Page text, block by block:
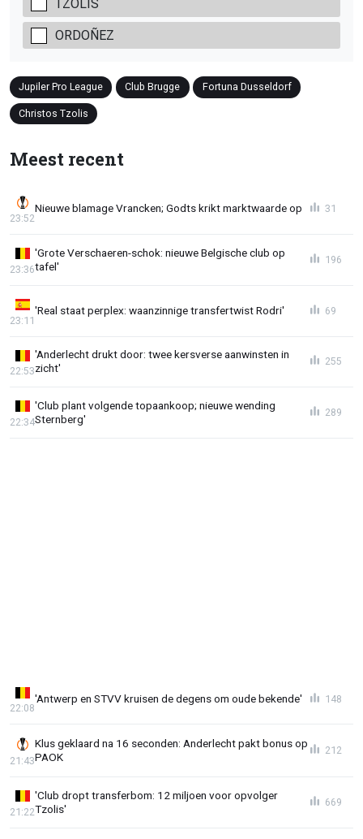
TZOLIS
ORDOÑEZ
Jupiler Pro League Club Brugge Fortuna Dusseldorf
Christos Tzolis
Meest recent
Nieuwe blamage Vrancken; Godts krikt marktwaarde op
23:52
31
'Grote Verschaeren-schok: nieuwe Belgische club op
tafel'
23:36
196
'Real staat perplex: waanzinnige transfertwist Rodri'
23:11
69
'Anderlecht drukt door: twee kersverse aanwinsten in
zicht'
22:53
255
'Club plant volgende topaankoop; nieuwe wending
Sternberg'
22:34
289
'Antwerp en STVV kruisen de degens om oude bekende'
22:08
148
Klus geklaard na 16 seconden: Anderlecht pakt bonus op
PAOK
21:43
212
'Club dropt transferbom: 12 miljoen voor opvolger
Tzolis'
21:22
669